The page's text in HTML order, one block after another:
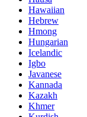
Hawaiian
Hebrew
Hmong
Hungarian
Icelandic
Igbo
Javanese
Kannada
Kazakh
Khmer